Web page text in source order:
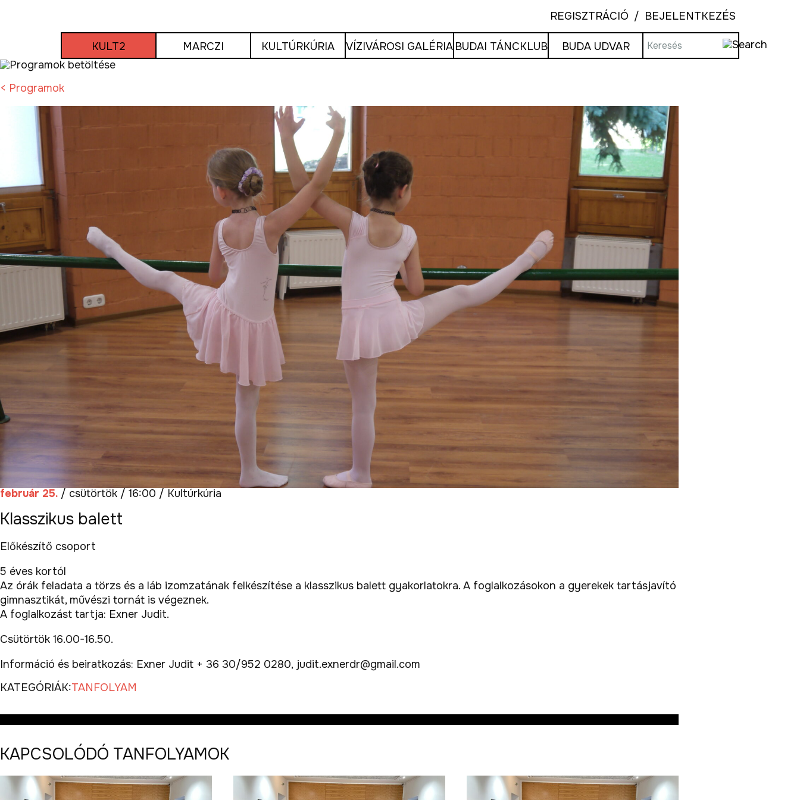
REGISZTRÁCIÓ BEJELENTKEZÉS
KULT2 MARCZI KULTÚRKÚRIA VÍZIVÁROSI GALÉRIA BUDAI TÁNCKLUB BUDA UDVAR
< Programok
február 25. / csütörtök / 16:00 / Kultúrkúria
Klasszikus balett
Előkészítő csoport
5 éves kortól
Az órák feladata a törzs és a láb izomzatának felkészítése a klasszikus balett gyakorlatokra. A foglalkozásokon a gyerekek tartásjavító
gimnasztikát, művészi tornát is végeznek.
A foglalkozást tartja: Exner Judit.
Csütörtök 16.00-16.50.
Információ és beiratkozás: Exner Judit + 36 30/952 0280, judit.exnerdr@gmail.com
KATEGÓRIÁK:TANFOLYAM
KAPCSOLÓDÓ TANFOLYAMOK